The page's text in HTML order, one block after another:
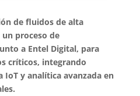
de fluidos de alta
un proceso de
a Entel Digital, para
críticos, integrando
y analítica avanzada en